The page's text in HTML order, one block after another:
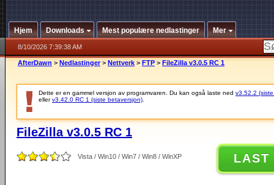
Hjem Downloads Mest populære nedlastinger Mer
8/10/2026 7:39:38 AM
AfterDawn > Nedlastinger > Nettverk > FTP > FileZilla v3.0.5 RC 1
Dette er en gammel versjon av programvaren. Du kan også laste ned v3.52.2
ellerv3.42.0 RC 1 (siste betaversjon)
FileZilla v3.0.5 RC 1
Vista / Win10 / Win7 / Win8 / WinXP LAST